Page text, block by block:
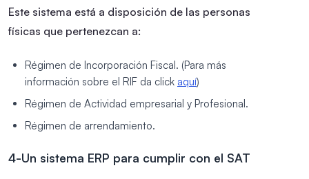
Este sistema está a disposición de las personas
físicas que pertenezcan a:
Régimen de Incorporación Fiscal. (Para más
información sobre el RIF da click aquí)
Régimen de Actividad empresarial y Profesional.
Régimen de arrendamiento.
4-Un sistema ERP para cumplir con el SAT